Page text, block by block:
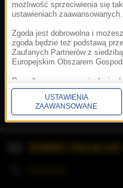
Korzystanie
Prywatność.
Fakty
możliwość sprzeciwienia się
ustawieniach zaawansowanych.
Zgoda jest dobrowolna i
zgoda będzie też podstawą
Zaufanych Partnerów z
Europejskim Obszarem
Ponadto masz prawo żądania
ograniczenia przetwarzania
Prezesa Urzędu Ochrony
znajdziesz informacje jak
informacje na temat
USTAWIENIA
ZAAWANSOWANE